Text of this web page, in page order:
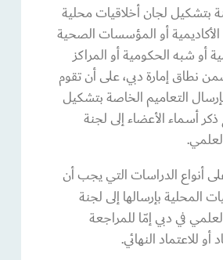
بتشكيل لجان أخلاقيات محلية
أو المؤسسات الصحية
أو شبه الحكومية أو المراكز
نطاق إمارة دبي، على أن تقوم
التعاميم الخاصة بتشكيل
أسماء الأعضاء إلى لجنة
أنواع الدراسات التي يجب أن
المحلية بإرسالها إلى لجنة
في دبي إمّا للمراجعة
أو للاعتماد النهائي.